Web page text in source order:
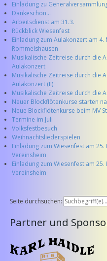
Einladung zu
Dankeschön...
Arbeitsdienst am 31.3.
Rückblick Wiesenfest
Einladung zum Aulakonzert am
Rommelshausen
Musikalische Zeitreise durch die
Aulakonzert
Musikalische Zeitreise durch die
Aulakonzert (II)
Musikalische Zeitreise durch die
Neuer Blockflötenkurse starten
Neue Blockflötenkurse beim MV
Termine im Juli
Volksfestbesuch
Weihnachtsliederspielen
Einladung zum Wiesenfest am
Vereinsheim
Einladung zum Wiesenfest am
Vereinsheim
Seite durchsuchen:
Partner und